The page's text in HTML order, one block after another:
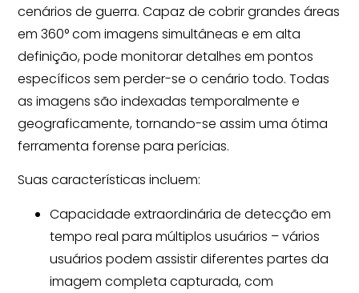
cenários de guerra. Capaz de cobrir grandes áreas
em 360° com imagens simultâneas e em alta
definição, pode monitorar detalhes em pontos
específicos sem perder-se o cenário todo. Todas
as imagens são indexadas temporalmente e
geograficamente, tornando-se assim uma ótima
ferramenta forense para perícias.
Suas características incluem:
Capacidade extraordinária de detecção em
tempo real para múltiplos usuários – vários
usuários podem assistir diferentes partes da
imagem completa capturada, com